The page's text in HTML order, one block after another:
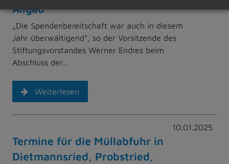
Allgäu“
„Die Spendenbereitschaft war auch in diesem
Jahr überwältigend“, so der Vorsitzende des
Stiftungsvorstandes Werner Endres beim
Abschluss der…
Weiterlesen
10.01.2025
Termine für die Müllabfuhr in
Dietmannsried, Probstried,